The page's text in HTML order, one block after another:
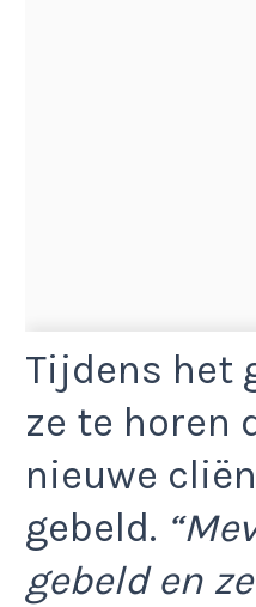
Tijdens het
ze te horen
nieuwe
gebeld.
gebeld en